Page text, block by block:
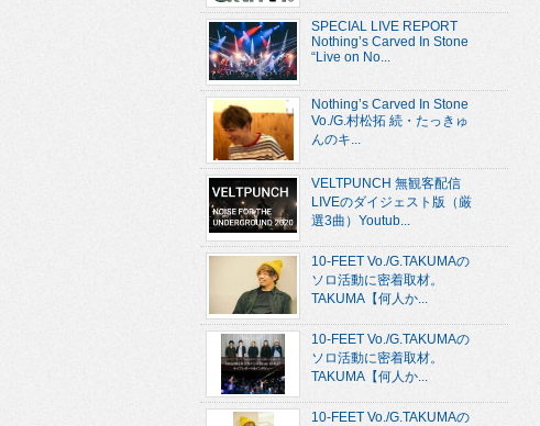
SPECIAL LIVE REPORT
Nothing’s Carved In Stone
“Live on No...
Nothing’s Carved In Stone
Vo./G.村松拓 続・たっきゅ
んのキ...
VELTPUNCH 無観客配信
LIVEのダイジェスト版（厳
選3曲）Youtub...
10-FEET Vo./G.TAKUMAの
ソロ活動に密着取材。
TAKUMA【何人か...
10-FEET Vo./G.TAKUMAの
ソロ活動に密着取材。
TAKUMA【何人か...
10-FEET Vo./G.TAKUMAの